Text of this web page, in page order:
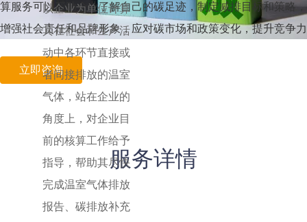
算服务可以帮助企业了解自己的碳足迹，制定减排目标和策略
增强社会责任和品牌形象，应对碳市场和政策变化，提升竞争
立即咨询
服务详情
以企业为单位计算
其在社会和生产活
动中各环节直接或
者间接排放的温室
气体，站在企业的
角度上，对企业目
前的核算工作给予
指导，帮助其尽快
完成温室气体排放
报告、碳排放补充